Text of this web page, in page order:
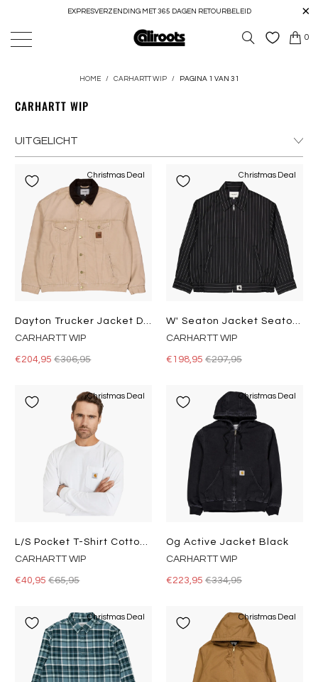
EXPRESVERZENDING MET 365 DAGEN RETOURBELEID
0
HOME / CARHARTT WIP / PAGINA 1 VAN 31
CARHARTT WIP
Christmas Deal
CARHARTT WIP
€204,95€306,95
Christmas Deal
CARHARTT WIP
€198,95 €297,95
Christmas Deal
CARHARTT WIP
€40,95€65,95
Christmas Deal
Og Active Jacket Black
CARHARTT WIP
€223,95 €334,95
Christmas Deal Christmas Deal